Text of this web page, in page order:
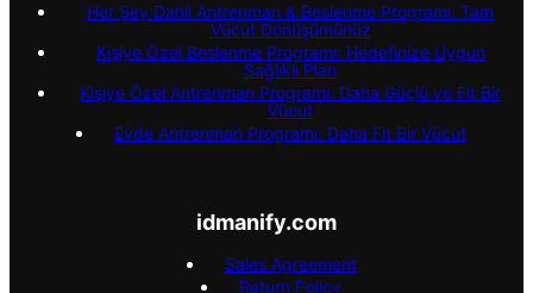
Her Şey Dahil Antrenman & Beslenme Programı: Tam
Vücut Dönüşümünüz
Kişiye Özel Beslenme Programı: Hedefinize Uygun
Sağlıklı Plan
Kişiye Özel Antrenman Programı: Daha Güçlü ve Fit Bir
Vücut
Evde Antrenman Programı: Daha Fit Bir Vücut
idmanify.com
Sales Agreement
Return Policy